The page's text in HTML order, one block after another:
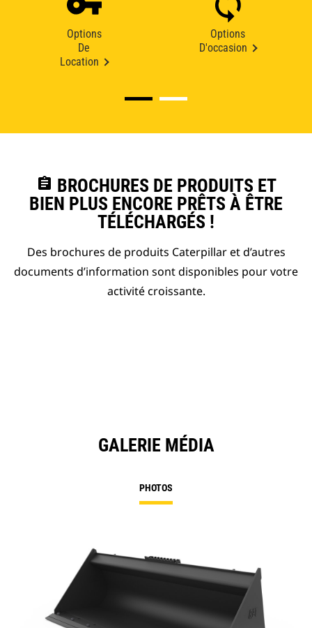
Options
De
Location
Options
D'occasion
assignment BROCHURES DE PRODUITS ET
BIEN PLUS ENCORE PRÊTS À ÊTRE
TÉLÉCHARGÉS !
Des brochures de produits Caterpillar et d’autres
documents d’information sont disponibles pour votre
activité croissante.
GALERIE MÉDIA
PHOTOS